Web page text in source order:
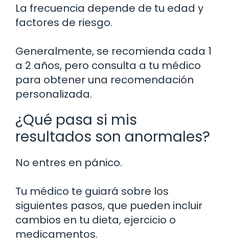
La frecuencia depende de tu edad y
factores de riesgo.
Generalmente, se recomienda cada 1
a 2 años, pero consulta a tu médico
para obtener una recomendación
personalizada.
¿Qué pasa si mis
resultados son anormales?
No entres en pánico.
Tu médico te guiará sobre los
siguientes pasos, que pueden incluir
cambios en tu dieta, ejercicio o
medicamentos.